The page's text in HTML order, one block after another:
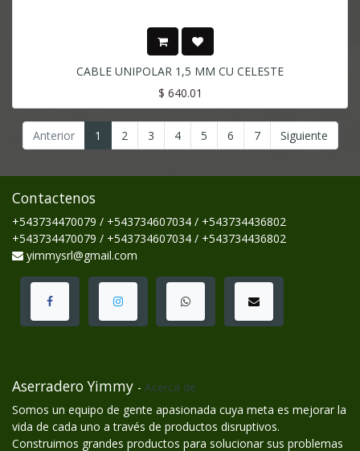
CABLE UNIPOLAR 1,5 MM CU CELESTE
$ 640.01
Anterior 1 2 3 4 5 6 7 Siguiente
Contactenos
+543734470079 / +543734607034 / +543734436802
+543734470079 / +543734607034 / +543734436802
yimmysrl@gmail.com
Aserradero Yimmy - Acerca de
Somos un equipo de gente apasionada cuya meta es mejorar la
vida de cada uno a través de productos disruptivos.
Construimos grandes productos para solucionar sus problemas